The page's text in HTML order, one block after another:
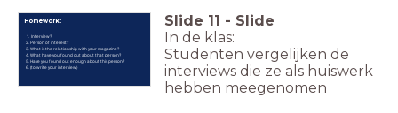
Homework:
Interview?
Person of interest?
What is the relationship with your magazine?
What have you found out about that person?
Have you found out enough about this person?
(to write your interview)
Slide 11 - Slide
In de klas:
Studenten vergelijken de
interviews die ze als huiswerk
hebben meegenomen